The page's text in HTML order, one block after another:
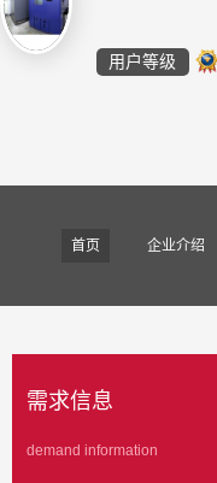
用户等级
首页 企业介绍
需求信息
demand information